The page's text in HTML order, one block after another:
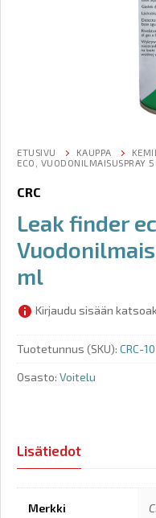
ETUSIVU KAUPPA
ECO, VUODONILMAISUSPRAY
CRC
Leak finder
ml
Kirjaudu sisään
Tuotetunnus (SKU): CRC-
Osasto: Voitelu
Lisätiedot
Merkki